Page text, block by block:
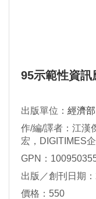
95示範性資訊
出版單位： 經濟部
作/編/譯者：江漢
宏，DIGITIMES
GPN：
出版／創刊日期
價格：550